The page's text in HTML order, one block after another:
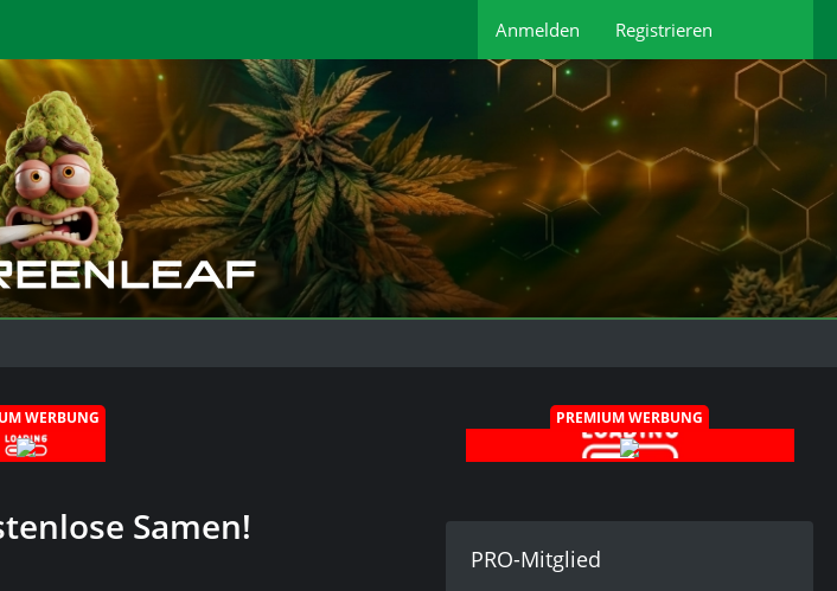
Anmelden Registrieren
WERBUNG
Samen!
PREMIUM WERBUNG
PRO-Mitglied